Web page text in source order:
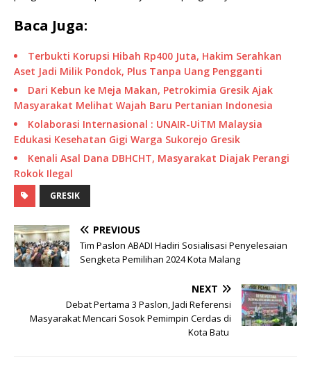
Baca Juga:
Terbukti Korupsi Hibah Rp400 Juta, Hakim Serahkan
Aset Jadi Milik Pondok, Plus Tanpa Uang Pengganti
Dari Kebun ke Meja Makan, Petrokimia Gresik Ajak
Masyarakat Melihat Wajah Baru Pertanian Indonesia
Kolaborasi Internasional : UNAIR-UiTM Malaysia
Edukasi Kesehatan Gigi Warga Sukorejo Gresik
Kenali Asal Dana DBHCHT, Masyarakat Diajak Perangi
Rokok Ilegal
GRESIK
PREVIOUS
Tim Paslon ABADI Hadiri Sosialisasi Penyelesaian
Sengketa Pemilihan 2024 Kota Malang
NEXT
Debat Pertama 3 Paslon, Jadi Referensi
Masyarakat Mencari Sosok Pemimpin Cerdas di
Kota Batu